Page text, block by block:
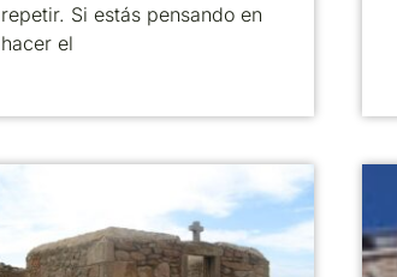
repetir. Si estás pensando en
hacer el